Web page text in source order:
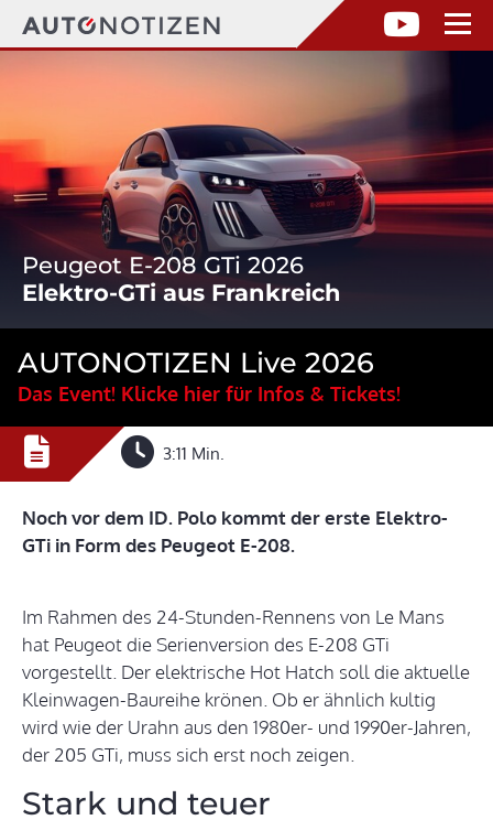
Peugeot E-208 GTi 2026
Elektro-GTi aus Frankreich
AUTONOTIZEN Live 2026
Das Event! Klicke hier für Infos & Tickets!
3:11 Min.
Noch vor dem ID. Polo kommt der erste Elektro-
GTi in Form des Peugeot E-208.
Im Rahmen des 24-Stunden-Rennens von Le Mans
hat Peugeot die Serienversion des E-208 GTi
vorgestellt. Der elektrische Hot Hatch soll die aktuelle
Kleinwagen-Baureihe krönen. Ob er ähnlich kultig
wird wie der Urahn aus den 1980er- und 1990er-Jahren,
der 205 GTi, muss sich erst noch zeigen.
Stark und teuer